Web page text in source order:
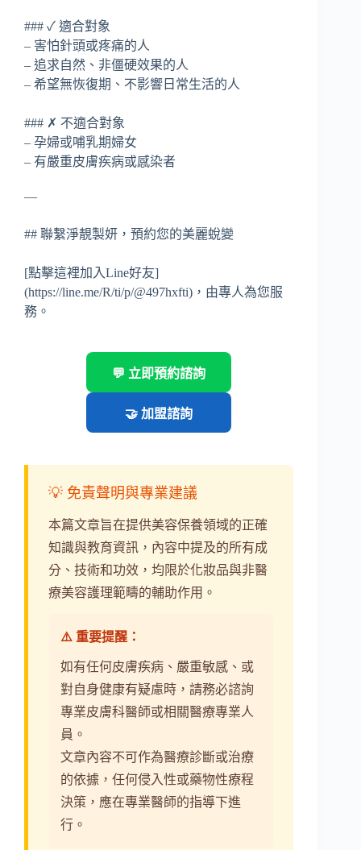
### ✓ 適合對象
– 害怕針頭或疼痛的人
– 追求自然、非僵硬效果的人
– 希望無恢復期、不影響日常生活的人
### ✗ 不適合對象
– 孕婦或哺乳期婦女
– 有嚴重皮膚疾病或感染者
—
## 聯繫淨靚製妍，預約您的美麗蛻變
[點擊這裡加入Line好友]
(https://line.me/R/ti/p/@497hxfti)，由專人為您服
務。
💬 立即預約諮詢
🤝 加盟諮詢
💡 免責聲明與專業建議
本篇文章旨在提供美容保養領域的正確
知識與教育資訊，內容中提及的所有成
分、技術和功效，均限於化妝品與非醫
療美容護理範疇的輔助作用。
⚠️ 重要提醒：
如有任何皮膚疾病、嚴重敏感、或
對自身健康有疑慮時，請務必諮詢
專業皮膚科醫師或相關醫療專業人
員。
文章內容不可作為醫療診斷或治療
的依據，任何侵入性或藥物性療程
決策，應在專業醫師的指導下進
行。